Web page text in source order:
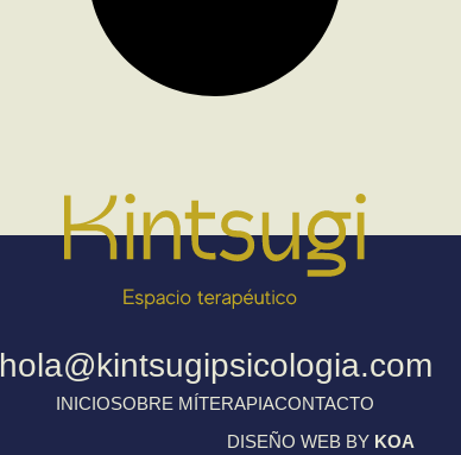
hola@kintsugipsicologia.com
INICIOSOBRE MÍTERAPIACONTACTO
DISEÑO WEB BY KOA